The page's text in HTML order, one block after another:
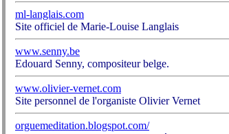
ml-langlais.com
Site officiel de Marie-Louise Langlais
www.senny.be
Edouard Senny, compositeur belge.
www.olivier-vernet.com
Site personnel de l'organiste Olivier Vernet
orguemeditation.blogspot.com/